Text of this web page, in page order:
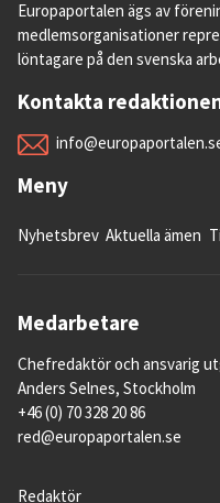
Europaportalen ägs av
medlemsorganisationer
löntagare på den svenska
Kontakta
Meny
Nyhetsbrev Aktuella ämen
Medarbetare
Chefredaktör och ansvarig
Anders Selnes, Stockholm
+46 (0) 70 328 20 86
red@europaportalen.se
Redaktör